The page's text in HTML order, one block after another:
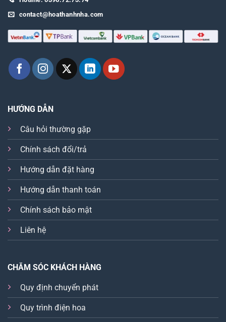
contact@hoathanhnha.com
HƯỚNG DẪN
Câu hỏi thường gặp
Chính sách đổi/trả
Hướng dẫn đặt hàng
Hướng dẫn thanh toán
Chính sách bảo mật
Liên hệ
CHĂM SÓC KHÁCH HÀNG
Quy định chuyển phát
Quy trình điện hoa